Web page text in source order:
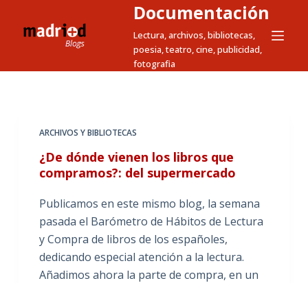
t
Documentación
Lectura, archivos, bibliotecas,
poesia, teatro, cine, publicidad,
fotografia
ARCHIVOS Y BIBLIOTECAS
¿De dónde vienen los libros que
compramos?: del supermercado
Publicamos en este mismo blog, la semana
pasada el Barómetro de Hábitos de Lectura
y Compra de libros de los españoles,
dedicando especial atención a la lectura.
Añadimos ahora la parte de compra, en un